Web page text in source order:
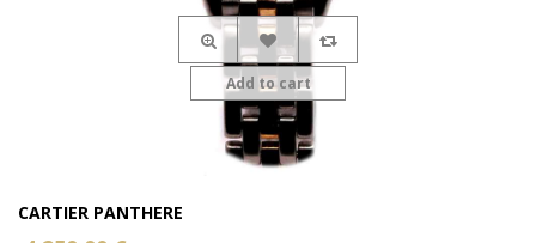
CARTIER PANTHERE
Add to cart